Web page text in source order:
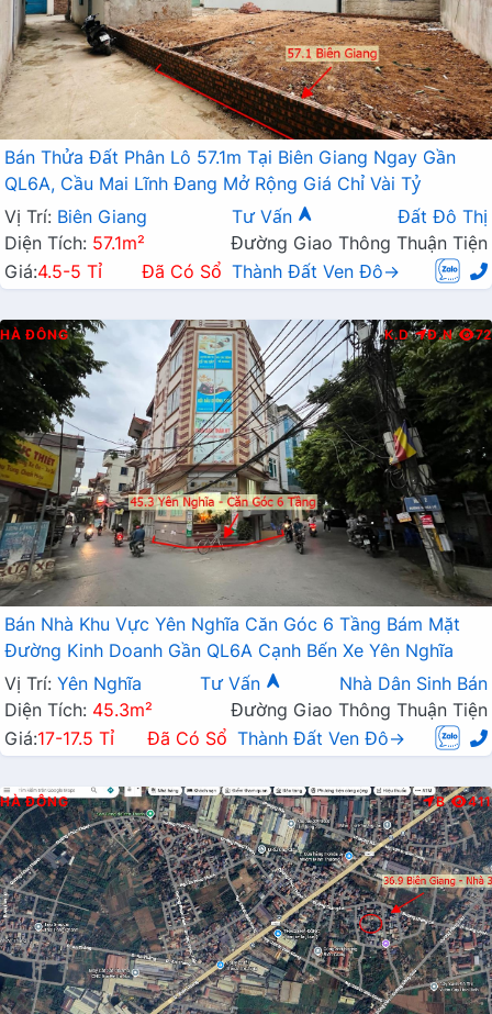
Bán Thửa Đất Phân Lô 57.1m Tại Biên Giang Ngay Gần
QL6A, Cầu Mai Lĩnh Đang Mở Rộng Giá Chỉ Vài Tỷ
Vị Trí: Biên Giang Tư Vấn
Đất Đô Thị
Diện Tích: 57.1m²
Đường Giao Thông Thuận Tiện
Giá:4.5-5 Tỉ Đã Có Sổ Thành Đất Ven Đô→
HÀ ĐÔNG K.D Đ.N 72
Bán Nhà Khu Vực Yên Nghĩa Căn Góc 6 Tầng Bám Mặt
Đường Kinh Doanh Gần QL6A Cạnh Bến Xe Yên Nghĩa
Vị Trí: Yên Nghĩa Tư Vấn
Nhà Dân Sinh Bán
Diện Tích: 45.3m²
Đường Giao Thông Thuận Tiện
Giá:17-17.5 Tỉ Đã Có Sổ Thành Đất Ven Đô→
HÀ ĐÔNG B 411